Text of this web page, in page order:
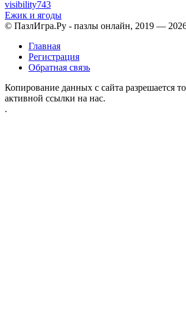
visibility743
Ежик и ягоды
© ПазлИгра.Ру - пазлы онлайн, 2019 —
Главная
Регистрация
Обратная связь
Копирование данных с сайта разрешается
активной ссылки на нас.
.